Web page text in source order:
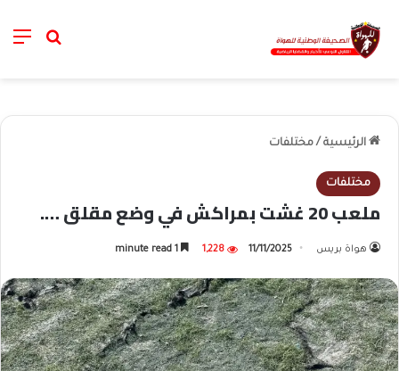
خانة
الرئيسية / مختلفات
مختلفات
ملعب 20 غشت بمراكش في وضع مقلق ….
هواة بريس 11/11/2025
1,228